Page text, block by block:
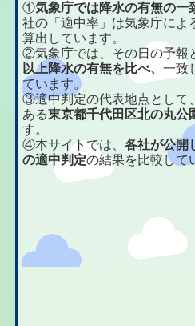
①気象庁では降水の有無の一
社の「適中率」は気象庁によ
算出しています。
②気象庁では、その日の予報
以上降水の有無を比べ、一致
ています。
③適中判定の代表地点として
ある東京都千代田区北の丸公
す。
④本サイトでは、各社が公開
の適中判定の結果を比較して